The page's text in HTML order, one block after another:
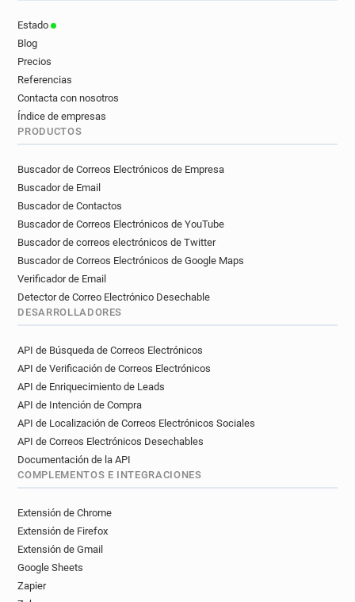
Estado
Blog
Precios
Referencias
Contacta con nosotros
Índice de empresas
PRODUCTOS
Buscador de Correos Electrónicos de Empresa
Buscador de Email
Buscador de Contactos
Buscador de Correos Electrónicos de YouTube
Buscador de correos electrónicos de Twitter
Buscador de Correos Electrónicos de Google Maps
Verificador de Email
Detector de Correo Electrónico Desechable
DESARROLLADORES
API de Búsqueda de Correos Electrónicos
API de Verificación de Correos Electrónicos
API de Enriquecimiento de Leads
API de Intención de Compra
API de Localización de Correos Electrónicos Sociales
API de Correos Electrónicos Desechables
Documentación de la API
COMPLEMENTOS E INTEGRACIONES
Extensión de Chrome
Extensión de Firefox
Extensión de Gmail
Google Sheets
Zapier